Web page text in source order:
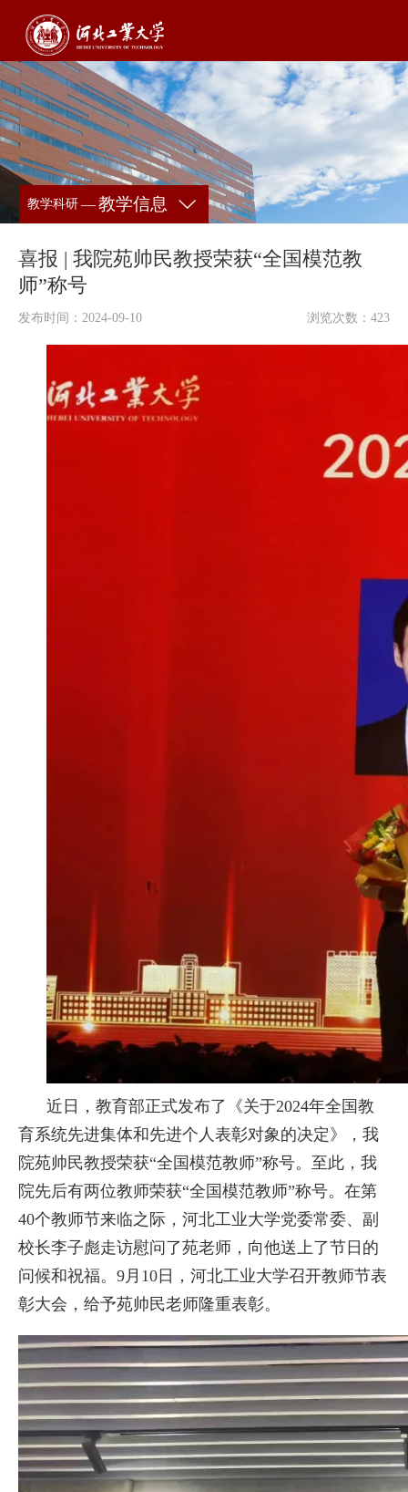
教学科研—教学信息
喜报 | 我院苑帅民教授荣获“全国模范教
师”称号
发布时间：2024-09-10 浏览次数： 423
近日，教育部正式发布了《关于2024年全国教
育系统先进集体和先进个人表彰对象的决定》，我
院苑帅民教授荣获“全国模范教师”称号。至此，我
院先后有两位教师荣获“全国模范教师”称号。在第
40个教师节来临之际，河北工业大学党委常委、副
校长李子彪走访慰问了苑老师，向他送上了节日的
问候和祝福。9月10日，河北工业大学召开教师节表
彰大会，给予苑帅民老师隆重表彰。